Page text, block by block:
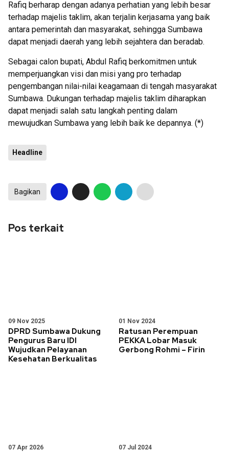
Rafiq berharap dengan adanya perhatian yang lebih besar
terhadap majelis taklim, akan terjalin kerjasama yang baik
antara pemerintah dan masyarakat, sehingga Sumbawa
dapat menjadi daerah yang lebih sejahtera dan beradab.
Sebagai calon bupati, Abdul Rafiq berkomitmen untuk
memperjuangkan visi dan misi yang pro terhadap
pengembangan nilai-nilai keagamaan di tengah masyarakat
Sumbawa. Dukungan terhadap majelis taklim diharapkan
dapat menjadi salah satu langkah penting dalam
mewujudkan Sumbawa yang lebih baik ke depannya. (*)
Headline
Bagikan
Pos terkait
09 Nov 2025
DPRD Sumbawa Dukung
Pengurus Baru IDI
Wujudkan Pelayanan
Kesehatan Berkualitas
01 Nov 2024
Ratusan Perempuan
PEKKA Lobar Masuk
Gerbong Rohmi – Firin
07 Apr 2026 07 Jul 2024